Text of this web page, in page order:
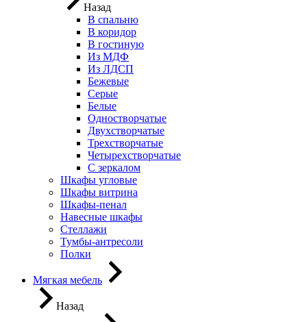
Назад
В спальню
В коридор
В гостиную
Из МДФ
Из ЛДСП
Бежевые
Серые
Белые
Одностворчатые
Двухстворчатые
Трехстворчатые
Четырехстворчатые
С зеркалом
Шкафы угловые
Шкафы витрина
Шкафы-пенал
Навесные шкафы
Стеллажи
Тумбы-антресоли
Полки
Мягкая мебель
Назад